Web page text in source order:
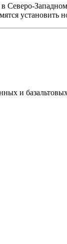
Северо-
установить
и